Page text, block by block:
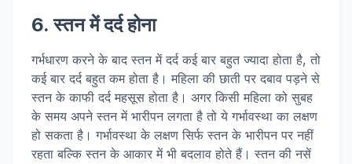
6. स्तन में दर्द होना
गर्भधारण करने के बाद स्तन में दर्द कई बार बहुत ज्यादा होता है, तो
कई बार दर्द बहुत कम होता है। महिला की छाती पर दबाव पड़ने से
स्तन के काफी दर्द महसूस होता है। अगर किसी महिला को सुबह
के समय अपने स्तन में भारीपन लगता है तो ये गर्भावस्था का लक्षण
हो सकता है। गर्भावस्था के लक्षण सिर्फ स्तन के भारीपन पर नहीं
रहता बल्कि स्तन के आकार में भी बदलाव होते हैं। स्तन की नसें